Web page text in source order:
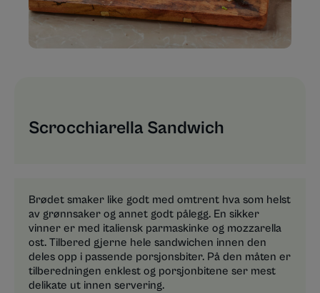
Scrocchiarella Sandwich​
Brødet smaker like godt med omtrent hva som helst
av grønnsaker og annet godt pålegg. En sikker
vinner er med italiensk parmaskinke og mozzarella
ost. Tilbered gjerne hele sandwichen innen den
deles opp i passende porsjonsbiter. På den måten er
tilberedningen enklest og porsjonbitene ser mest
delikate ut innen servering.